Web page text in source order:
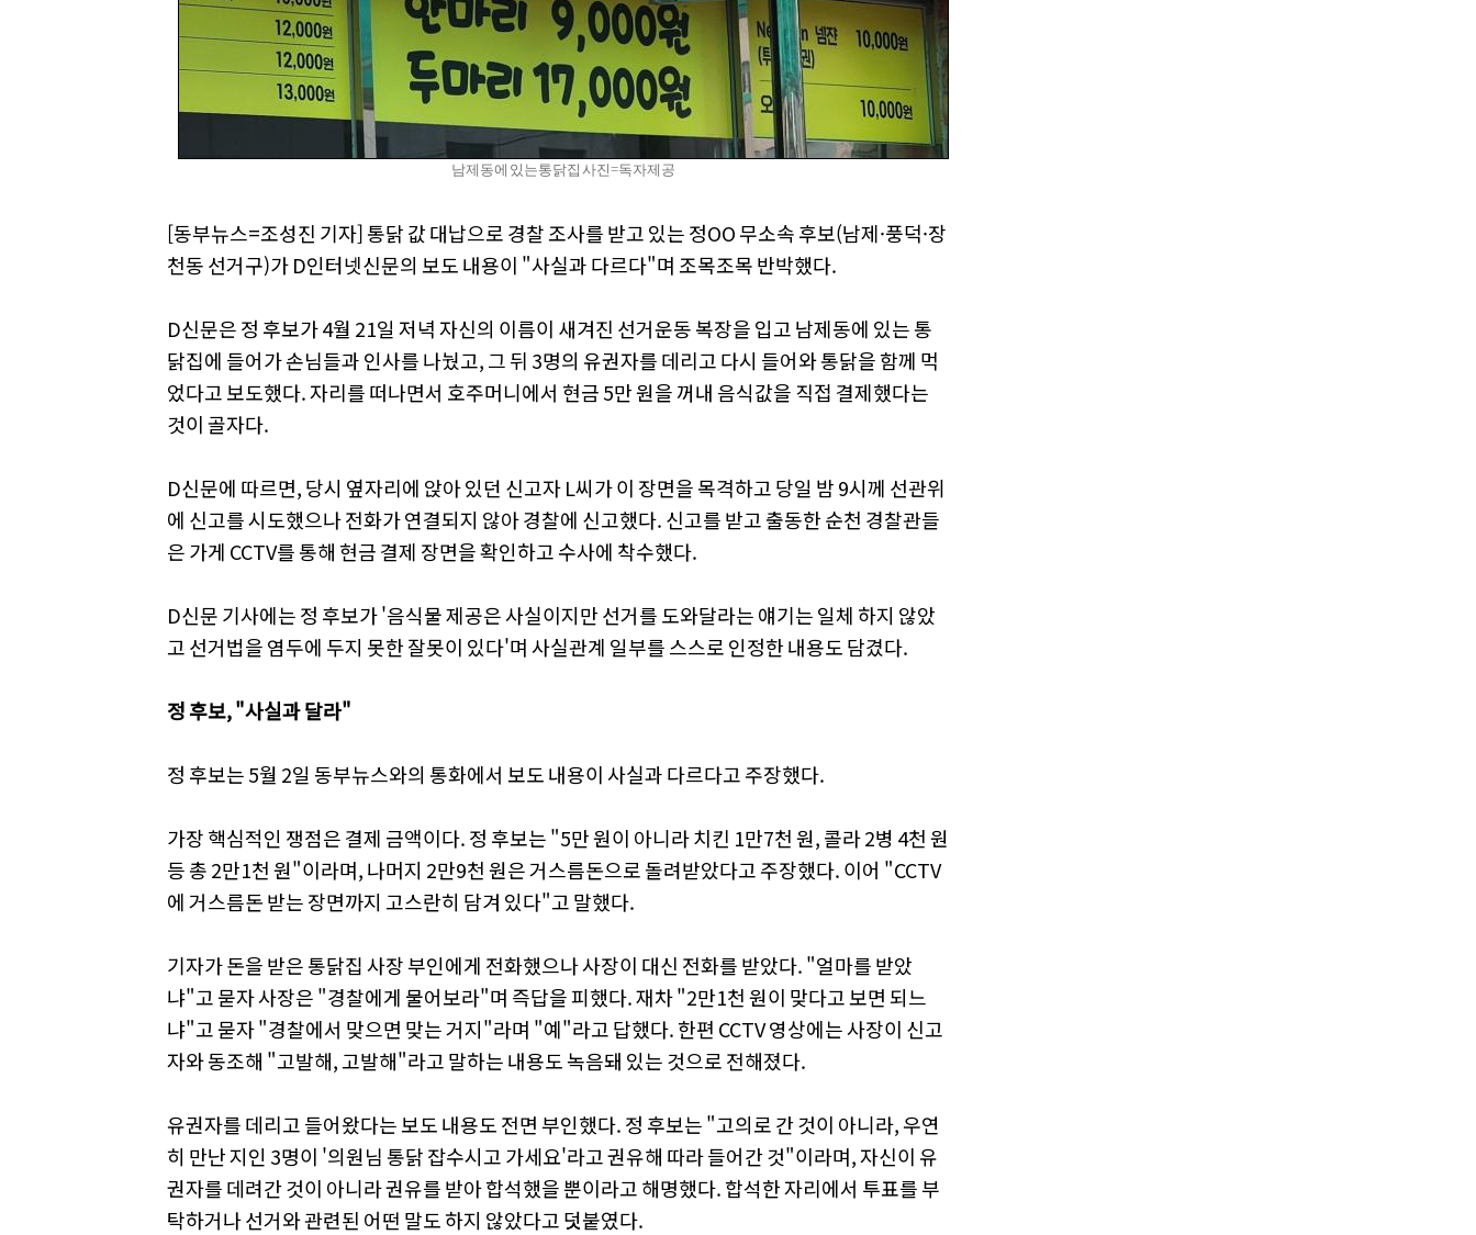
남제동에 있는 통닭집 사진=독자제공
[동부뉴스=조성진 기자] 통닭 값 대납으로 경찰 조사를 받고 있는 정OO 무소속 후보(남제·풍덕·장
천동 선거구)가 D인터넷신문의 보도 내용이 "사실과 다르다"며 조목조목 반박했다.
D신문은 정 후보가 4월 21일 저녁 자신의 이름이 새겨진 선거운동 복장을 입고 남제동에 있는 통
닭집에 들어가 손님들과 인사를 나눴고, 그 뒤 3명의 유권자를 데리고 다시 들어와 통닭을 함께 먹
었다고 보도했다. 자리를 떠나면서 호주머니에서 현금 5만 원을 꺼내 음식값을 직접 결제했다는
것이 골자다.
D신문에 따르면, 당시 옆자리에 앉아 있던 신고자 L씨가 이 장면을 목격하고 당일 밤 9시께 선관위
에 신고를 시도했으나 전화가 연결되지 않아 경찰에 신고했다. 신고를 받고 출동한 순천 경찰관들
은 가게 CCTV를 통해 현금 결제 장면을 확인하고 수사에 착수했다.
D신문 기사에는 정 후보가 '음식물 제공은 사실이지만 선거를 도와달라는 얘기는 일체 하지 않았
고 선거법을 염두에 두지 못한 잘못이 있다'며 사실관계 일부를 스스로 인정한 내용도 담겼다.
정 후보, "사실과 달라"
정 후보는 5월 2일 동부뉴스와의 통화에서 보도 내용이 사실과 다르다고 주장했다.
가장 핵심적인 쟁점은 결제 금액이다. 정 후보는 "5만 원이 아니라 치킨 1만7천 원, 콜라 2병 4천 원
등 총 2만1천 원"이라며, 나머지 2만9천 원은 거스름돈으로 돌려받았다고 주장했다. 이어 "CCTV
에 거스름돈 받는 장면까지 고스란히 담겨 있다"고 말했다.
기자가 돈을 받은 통닭집 사장 부인에게 전화했으나 사장이 대신 전화를 받았다. "얼마를 받았
냐"고 묻자 사장은 "경찰에게 물어보라"며 즉답을 피했다. 재차 "2만1천 원이 맞다고 보면 되느
냐"고 묻자 "경찰에서 맞으면 맞는 거지"라며 "예"라고 답했다. 한편 CCTV 영상에는 사장이 신고
자와 동조해 "고발해, 고발해"라고 말하는 내용도 녹음돼 있는 것으로 전해졌다.
유권자를 데리고 들어왔다는 보도 내용도 전면 부인했다. 정 후보는 "고의로 간 것이 아니라, 우연
히 만난 지인 3명이 '의원님 통닭 잡수시고 가세요'라고 권유해 따라 들어간 것"이라며, 자신이 유
권자를 데려간 것이 아니라 권유를 받아 합석했을 뿐이라고 해명했다. 합석한 자리에서 투표를 부
탁하거나 선거와 관련된 어떤 말도 하지 않았다고 덧붙였다.